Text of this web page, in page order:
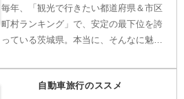
毎年、「観光で行きたい都道府県＆市区
町村ランキング」で、安定の最下位を誇
っている茨城県。本当に、そんなに魅
「茨城県に行きたい。」という要望が出
たため、これ幸いと行ってみること
自動車旅行のススメ